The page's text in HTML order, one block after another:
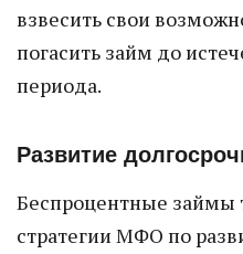
взвесить свои
погасить займ до
периода.
Развитие
Беспроцентные займы
стратегии МФО по